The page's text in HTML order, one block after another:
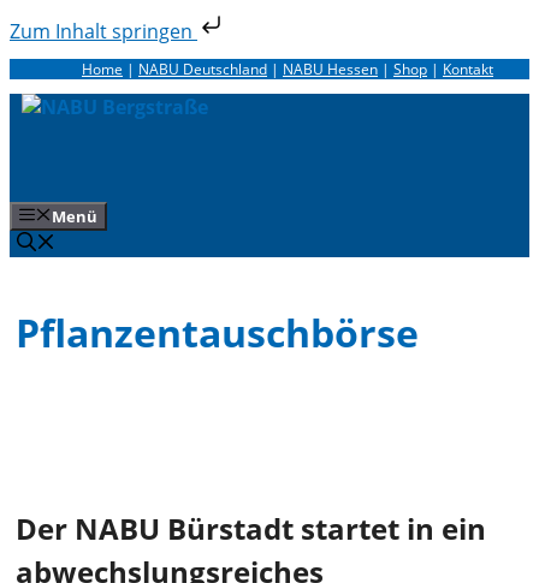
Zum Inhalt springen
Zum
Inhalt
springen
Home | NABU Deutschland | NABU Hessen | Shop | Kontakt
Menü
Pflanzentauschbörse
Der NABU Bürstadt startet in ein
abwechslungsreiches